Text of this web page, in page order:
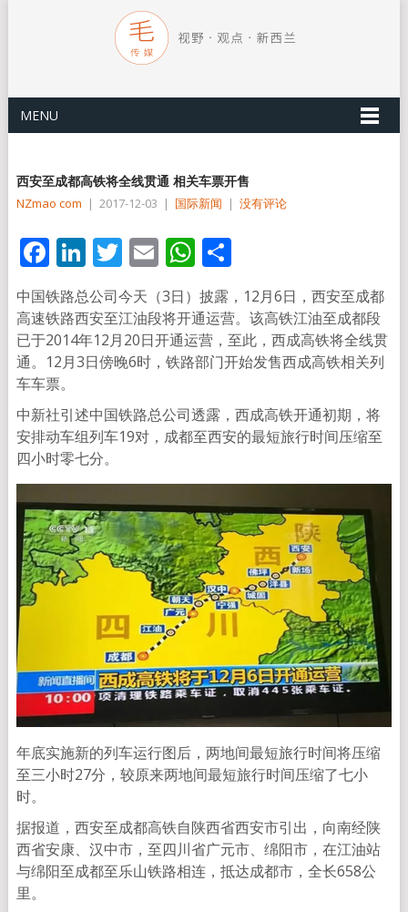
MENU
西安至成都高铁将全线贯通 相关车票开售
NZmao com | 2017-12-03 | 国际新闻 | 没有评论
Facebook
LinkedIn
Twitter
EmailWhatsApp
分
享
中国铁路总公司今天（3日）披露，12月6日，西安至成都
高速铁路西安至江油段将开通运营。该高铁江油至成都段
已于2014年12月20日开通运营，至此，西成高铁将全线贯
通。12月3日傍晚6时，铁路部门开始发售西成高铁相关列
车车票。
中新社引述中国铁路总公司透露，西成高铁开通初期，将
安排动车组列车19对，成都至西安的最短旅行时间压缩至
四小时零七分。
年底实施新的列车运行图后，两地间最短旅行时间将压缩
至三小时27分，较原来两地间最短旅行时间压缩了七小
时。
据报道，西安至成都高铁自陕西省西安市引出，向南经陕
西省安康、汉中市，至四川省广元市、绵阳市，在江油站
与绵阳至成都至乐山铁路相连，抵达成都市，全长658公
里。